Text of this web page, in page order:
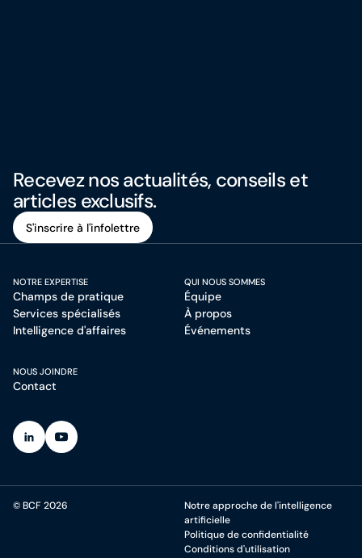
Recevez nos actualités, conseils et
articles exclusifs.
S'inscrire à l'infolettre
NOTRE EXPERTISE
Champs de pratique
Services spécialisés
Intelligence d'affaires
QUI NOUS SOMMES
Équipe
À propos
Événements
NOUS JOINDRE
Contact
(Ouvre dans un nouvel onglet)
(Ouvre dans un nouvel onglet)
© BCF 2026
Notre approche de l'intelligence
artificielle
Politique de confidentialité
Conditions d'utilisation